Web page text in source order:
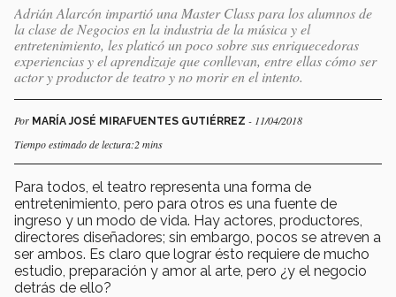
Adrián Alarcón impartió una Master Class para los alumnos de
la clase de Negocios en la industria de la música y el
entretenimiento, les platicó un poco sobre sus enriquecedoras
experiencias y el aprendizaje que conllevan, entre ellas cómo ser
actor y productor de teatro y no morir en el intento.
Por MARÍA JOSÉ MIRAFUENTES GUTIÉRREZ - 11/04/2018
Tiempo estimado de lectura:2 mins
Para todos, el teatro representa una forma de
entretenimiento, pero para otros es una fuente de
ingreso y un modo de vida. Hay actores, productores,
directores diseñadores; sin embargo, pocos se atreven a
ser ambos. Es claro que lograr ésto requiere de mucho
estudio, preparación y amor al arte, pero ¿y el negocio
detrás de ello?